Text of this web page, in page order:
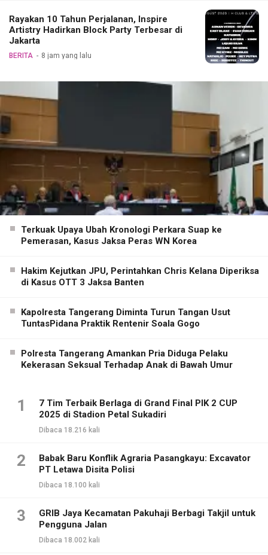
Rayakan 10 Tahun Perjalanan, Inspire
Artistry Hadirkan Block Party Terbesar di
Jakarta
BERITA 8 jam yang lalu
Terkuak Upaya Ubah Kronologi Perkara Suap ke
Pemerasan, Kasus Jaksa Peras WN Korea
Hakim Kejutkan JPU, Perintahkan Chris Kelana Diperiksa
di Kasus OTT 3 Jaksa Banten
Kapolresta Tangerang Diminta Turun Tangan Usut
TuntasPidana Praktik Rentenir Soala Gogo
Polresta Tangerang Amankan Pria Diduga Pelaku
Kekerasan Seksual Terhadap Anak di Bawah Umur
1
7 Tim Terbaik Berlaga di Grand Final PIK 2 CUP
2025 di Stadion Petal Sukadiri
Dibaca 18.216 kali
2
Babak Baru Konflik Agraria Pasangkayu: Excavator
PT Letawa Disita Polisi
Dibaca 18.100 kali
3
GRIB Jaya Kecamatan Pakuhaji Berbagi Takjil untuk
Pengguna Jalan
Dibaca 18.002 kali